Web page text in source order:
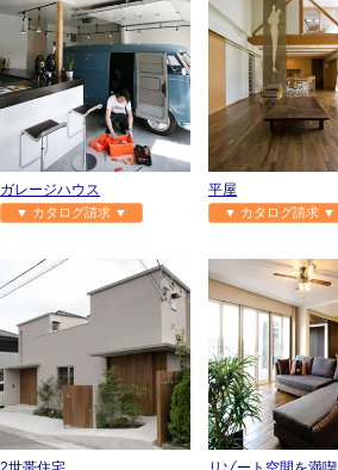
ガレージハウス
▼ カタログ請求 ▼
平屋
▼ カタログ請求 ▼